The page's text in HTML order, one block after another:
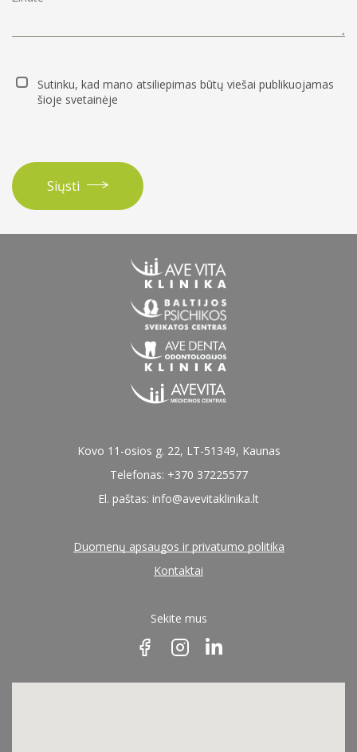
Sutinku, kad mano atsiliepimas būtų viešai publikuojamas
šioje svetainėje
Siųsti
Kovo 11-osios g. 22, LT-51349, Kaunas
Telefonas: +370 37225577
El. paštas: info@avevitaklinika.lt
Duomenų apsaugos ir privatumo politika
Kontaktai
Sekite mus